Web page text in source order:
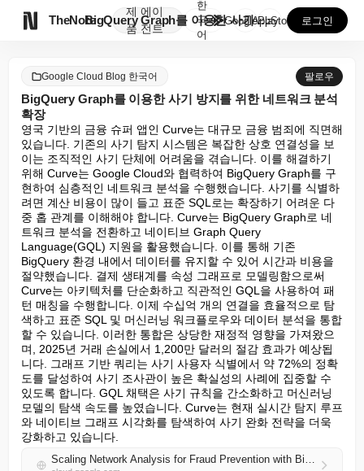
TheNote
제
품
에이
전트
BigQuery Graph를 이용한 사기 방지를 위한 ...
한
국
어
GooglePlay
AppStore 로그인
Google Cloud Blog 한국어 팔로우
BigQuery Graph를 이용한 사기 방지를 위한 네트워크 분석
확장
영국 기반의 금융 슈퍼 앱인 Curve는 대규모 금융 범죄에 직면해
있습니다. 기존의 사기 탐지 시스템은 복잡한 상호 연결성을 보
이는 조직적인 사기 단체에 어려움을 겪습니다. 이를 해결하기
위해 Curve는 Google Cloud와 협력하여 BigQuery Graph를 구
현하여 심층적인 네트워크 분석을 수행했습니다. 사기를 식별하
려면 계산 비용이 많이 들고 표준 SQL로는 확장하기 어려운 다
중 홉 관계를 이해해야 합니다. Curve는 BigQuery Graph로 네
트워크 분석을 전환하고 네이티브 Graph Query
Language(GQL) 지원을 활용했습니다. 이를 통해 기존
BigQuery 환경 내에서 데이터를 유지할 수 있어 시간과 비용을
절약했습니다. 결제 생태계를 속성 그래프로 모델링함으로써
Curve는 아키텍처를 단순화하고 직관적인 GQL을 사용하여 패
턴 매칭을 수행합니다. 이제 수십억 개의 연결을 효율적으로 탐
색하고 표준 SQL 및 머신러닝 워크플로우와 데이터 분석을 통합
할 수 있습니다. 이러한 통합은 상당한 재정적 영향을 가져왔으
며, 2025년 거래 손실에서 1,200만 달러의 절감 효과가 예상됩
니다. 그래프 기반 쿼리는 사기 사용자 식별에서 약 72%의 정확
도를 달성하여 사기 조사관이 높은 확실성의 사례에 집중할 수
있도록 합니다. GQL 채택은 사기 규칙을 간소화하고 머신러닝
모델의 탐색 속도를 높였습니다. Curve는 현재 실시간 탐지 루프
와 네이티브 그래프 시각화를 탐색하여 사기 완화 전략을 더욱
강화하고 있습니다.
Scaling Network Analysis for Fraud Prevention with BigQuery Graph